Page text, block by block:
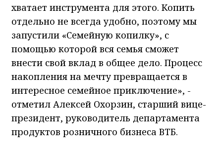
хватает инструмента для этого. Копить
отдельно не всегда удобно, поэтому мы
запустили «Семейную копилку», с
помощью которой вся семья сможет
внести свой вклад в общее дело. Процесс
накопления на мечту превращается в
интересное семейное приключение», -
отметил Алексей Охорзин, старший вице-
президент, руководитель департамента
продуктов розничного бизнеса ВТБ.